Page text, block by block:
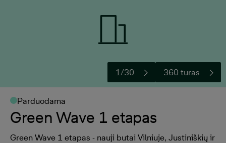
1/30 360 turas
Parduodama
Green Wave 1 etapas
Green Wave 1 etapas - nauji butai Vilniuje, Justiniškių ir